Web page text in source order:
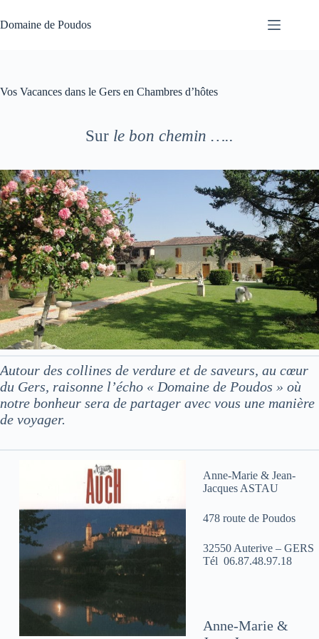
au
contenu
Domaine de Poudos
Vos Vacances dans le Gers en Chambres d’hôtes
Sur le bon chemin …..
Autour des collines de verdure et de saveurs, au cœur
du Gers, raisonne l’écho « Domaine de Poudos » où
notre bonheur sera de partager avec vous une manière
de voyager.
Anne-Marie & Jean-
Jacques ASTAU
478 route de Poudos
32550 Auterive – GERS
Tél 06.87.48.97.18
Anne-Marie &